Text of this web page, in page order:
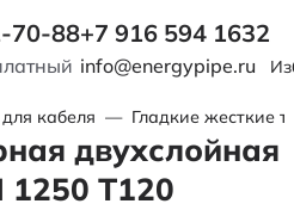
70-88+7 916 594 1632
info@energypipe.ru
кабеля — Гладкие жесткие
двухслойная
1250 Т120